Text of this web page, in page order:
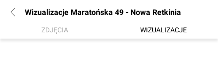
Wizualizacje Maratońska 49 - Nowa Retkinia
ZDJĘCIA WIZUALIZACJE